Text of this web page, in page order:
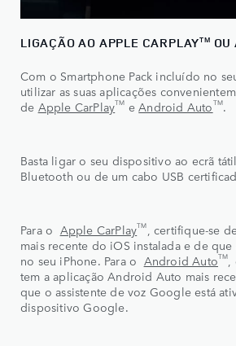
LIGAÇÃO AO APPLE CARPLAYTM OU
Com o Smartphone Pack incluído no
utilizar as suas aplicações
de Apple CarPlayTM eAndroid AutoTM.
Basta ligar o seu dispositivo ao ecrã
Bluetooth ou de um cabo USB
Para o Apple CarPlayTM, certifique-se
mais recente do iOS instalada e de que
no seu iPhone. Para o Android AutoTM,
tem a aplicação Android Auto mais
que o assistente de voz Google está
dispositivo Google.